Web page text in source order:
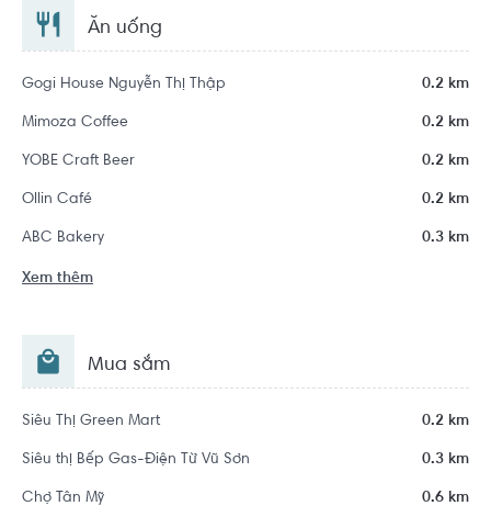
Ăn uống
Gogi House Nguyễn Thị Thập 0.2 km
Mimoza Coffee 0.2 km
YOBE Craft Beer 0.2 km
Ollin Café 0.2 km
ABC Bakery 0.3 km
Xem thêm
Mua sắm
Siêu Thị Green Mart 0.2 km
Siêu thị Bếp Gas-Điện Từ Vũ Sơn 0.3 km
Chợ Tân Mỹ 0.6 km